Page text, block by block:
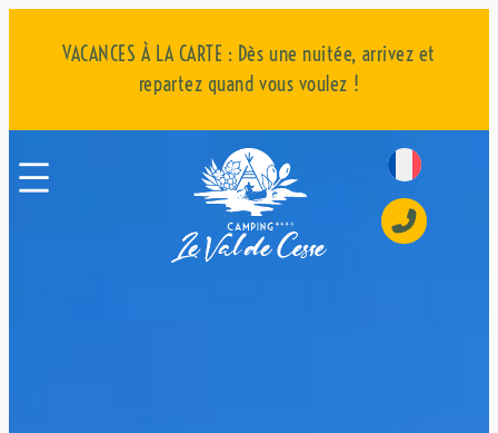
VACANCES À LA CARTE : Dès une nuitée, arrivez et
repartez quand vous voulez !